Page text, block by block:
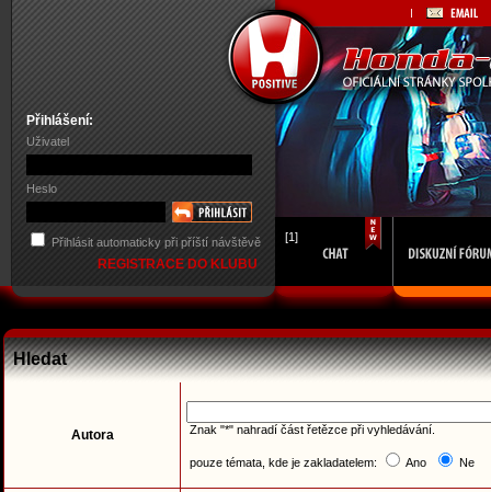
Přihlášení:
Uživatel
Heslo
Přihlásit automaticky při příští návštěvě
REGISTRACE DO KLUBU
[1]
Hledat
Autora Znak "*" nahradí část řetězce při vyhledávání.
pouze témata, kde je zakladatelem: Ano Ne